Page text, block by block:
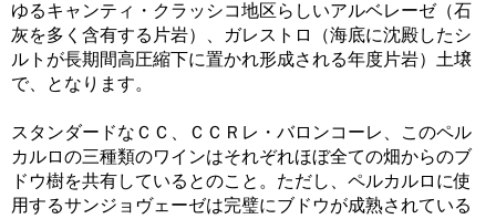
ゆるキャンティ・クラッシコ地区らしいアルベレーゼ（石
灰を多く含有する片岩）、ガレストロ（海底に沈殿したシ
ルトが長期間高圧縮下に置かれ形成される年度片岩）土壌
で、となります。
スタンダードなＣＣ、ＣＣＲレ・バロンコーレ、このペル
カルロの三種類のワインはそれぞれほぼ全ての畑からのブ
ドウ樹を共有しているとのこと。ただし、ペルカルロに使
用するサンジョヴェーゼは完璧にブドウが成熟されている